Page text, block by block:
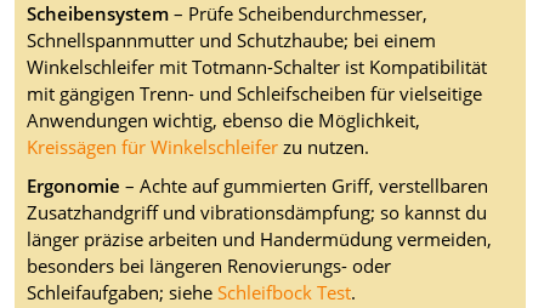
Scheibensystem– Prüfe Scheibendurchmesser,
Schnellspannmutter und Schutzhaube; bei einem
Winkelschleifer mit Totmann-Schalter ist Kompatibilität
mit gängigen Trenn- und Schleifscheiben für vielseitige
Anwendungen wichtig, ebenso die Möglichkeit,
Kreissägen für Winkelschleiferzu nutzen.
Ergonomie – Achte auf gummierten Griff, verstellbaren
Zusatzhandgriff und vibrationsdämpfung; so kannst du
länger präzise arbeiten und Handermüdung vermeiden,
besonders bei längeren Renovierungs- oder
Schleifaufgaben; sieheSchleifbock Test.